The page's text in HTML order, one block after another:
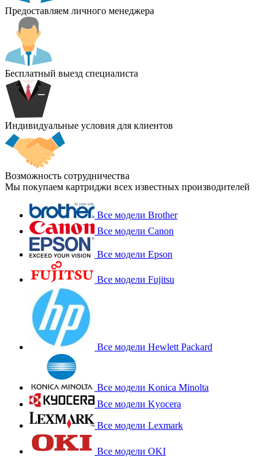
Предоставляем личного менеджера
Бесплатный выезд специалиста
Индивидуальные условия для клиентов
Возможность сотрудничества
Мы покупаем картриджи всех известных производителей
Все модели Brother
Все модели Canon
Все модели Epson
Все модели Fujitsu
Все модели Hewlett Packard
Все модели Konica Minolta
Все модели Kyocera
Все модели Lexmark
Все модели OKI